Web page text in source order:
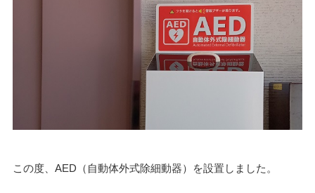
洗浄ノズルと関連システム
閉じる
この度、AED（自動体外式除細動器）を設置しました。